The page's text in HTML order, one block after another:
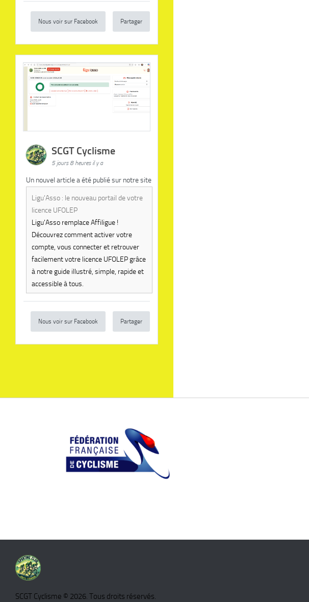
Nous voir sur Facebook Partager
SCGT Cyclisme
5 jours 8 heures il y a
Un nouvel article a été publié sur notre site
Ligu'Asso : le nouveau portail de votre
licence UFOLEP
Ligu'Asso remplace Affiligue !
Découvrez comment activer votre
compte, vous connecter et retrouver
facilement votre licence UFOLEP grâce
à notre guide illustré, simple, rapide et
accessible à tous.
Nous voir sur Facebook Partager
SCGT Cyclisme © 2026. Tous droits réservés.